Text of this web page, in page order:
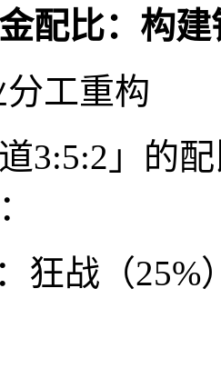
配比：构
工重构
3:5:2」的
狂战（25%